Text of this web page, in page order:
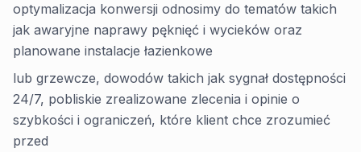
optymalizacja konwersji odnosimy do tematów takich
jak awaryjne naprawy pęknięć i wycieków oraz
planowane instalacje łazienkowe
lub grzewcze, dowodów takich jak sygnał dostępności
24/7, pobliskie zrealizowane zlecenia i opinie o
szybkości i ograniczeń, które klient chce zrozumieć
przed